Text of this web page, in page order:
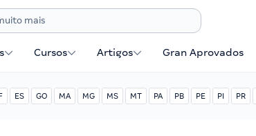
Cursos Artigos Gran Aprovados
ES GO MA MG MS MT PA PB PE PI PR